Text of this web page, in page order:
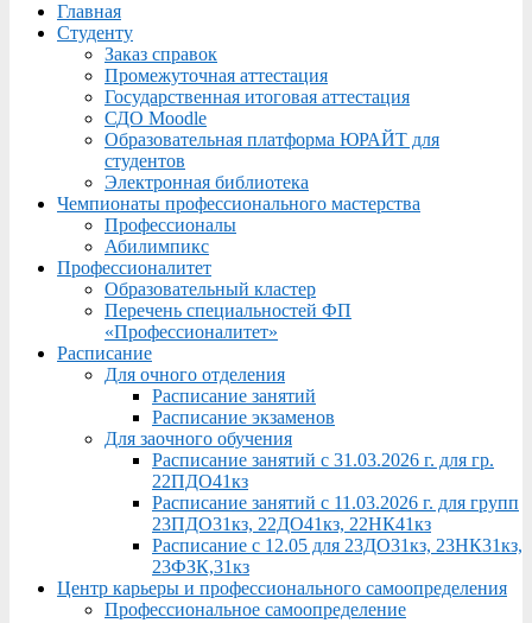
Menu
Главная
Студенту
Заказ справок
Промежуточная аттестация
Государственная итоговая аттестация
СДО Moodle
Образовательная платформа ЮРАЙТ для
студентов
Электронная библиотека
Чемпионаты профессионального мастерства
Профессионалы
Абилимпикс
Профессионалитет
Образовательный кластер
Перечень специальностей ФП
«Профессионалитет»
Расписание
Для очного отделения
Расписание занятий
Расписание экзаменов
Для заочного обучения
Расписание занятий с 31.03.2026 г. для гр.
22ПДО41кз
Расписание занятий с 11.03.2026 г. для групп
23ПДО31кз, 22ДО41кз, 22НК41кз
Расписание с 12.05 для 23ДО31кз, 23НК31кз,
23ФЗК,31кз
Центр карьеры и профессионального самоопределения
Профессиональное самоопределение